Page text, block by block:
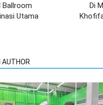
Ballroom
Utama
Di
AUTHOR